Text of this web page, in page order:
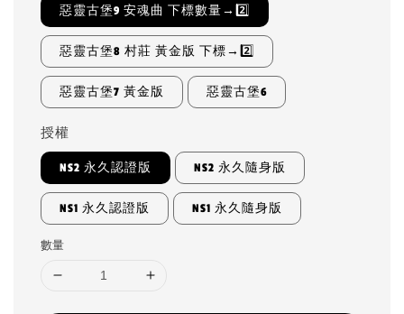
惡靈古堡9 安魂曲 下標數量→2️⃣
惡靈古堡8 村莊 黃金版 下標→2️⃣
惡靈古堡7 黃金版 惡靈古堡6
授權
NS2 永久認證版 NS2 永久隨身版
NS1 永久認證版 NS1 永久隨身版
數量